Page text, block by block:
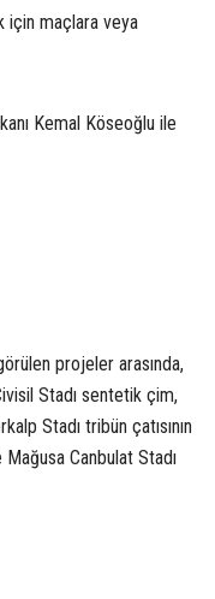
için maçlara veya
Kemal Köseoğlu ile
projeler arasında,
Stadı sentetik çim,
Stadı tribün çatısının
Canbulat Stadı